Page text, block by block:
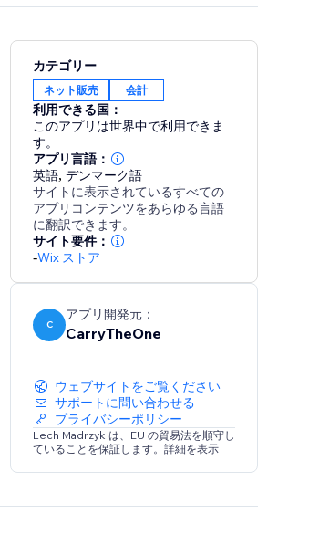
カテゴリー
ネット販売 会計
利用できる国：
このアプリは世界中で利用できま
す。
アプリ言語：
英語,デンマーク語
サイトに表示されているすべての
アプリコンテンツをあらゆる言語
に翻訳できます。
サイト要件：
-Wix ストア
C
アプリ開発元：
CarryTheOne
ウェブサイトをご覧ください
サポートに問い合わせる
プライバシーポリシー
Lech Madrzyk は、EU の貿易法を順守し
ていることを保証します。詳細を表示